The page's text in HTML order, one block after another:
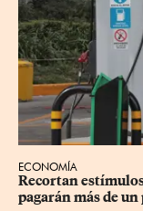
ECONOMÍA
Recortan
pagarán más de